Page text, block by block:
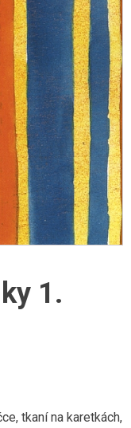
1.
tkaní na karetkách,